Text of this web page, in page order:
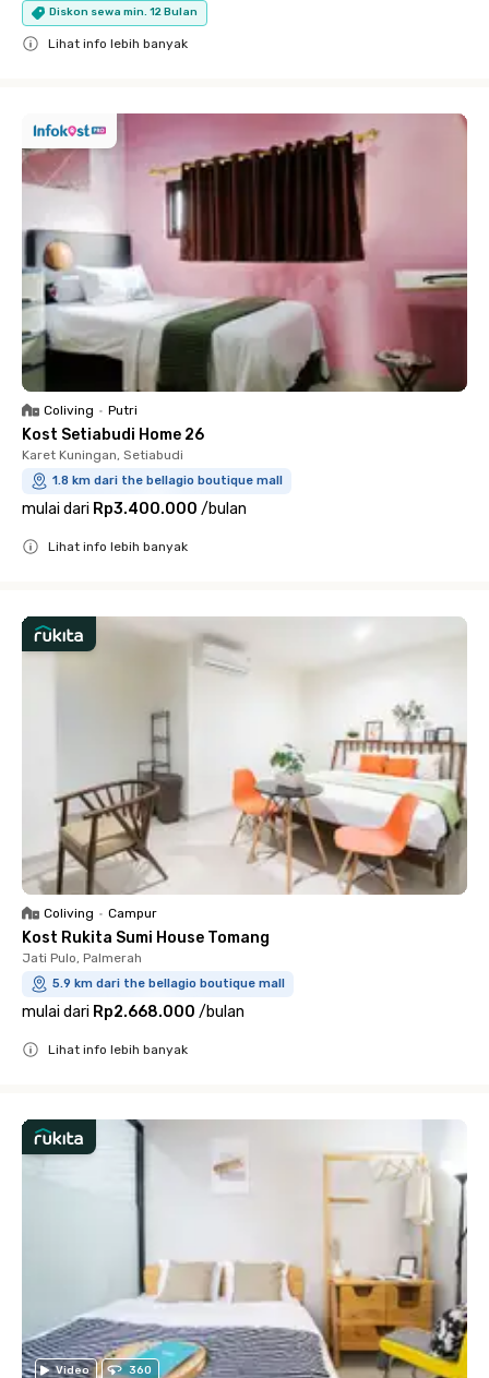
Diskon sewa min. 12 Bulan
Lihat info lebih banyak
Coliving • Putri
Kost Setiabudi Home 26
Karet Kuningan, Setiabudi
1.8 km dari the bellagio boutique mall
mulai dari Rp3.400.000 /bulan
Lihat info lebih banyak
Coliving • Campur
Kost Rukita Sumi House Tomang
Jati Pulo, Palmerah
5.9 km dari the bellagio boutique mall
mulai dari Rp2.668.000 /bulan
Lihat info lebih banyak
Video 360